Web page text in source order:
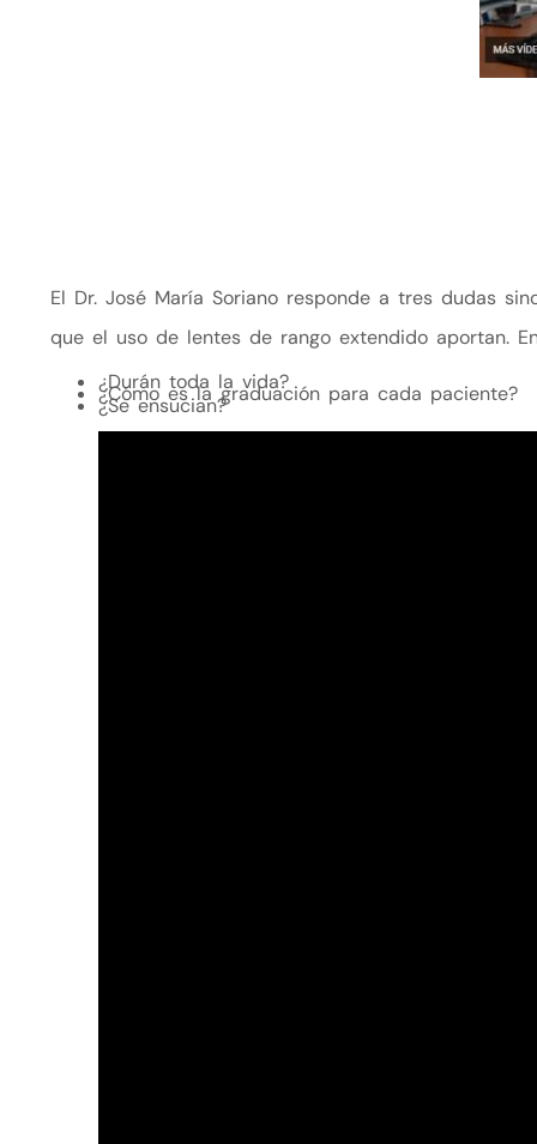
El Dr. José María Soriano responde a tres dudas
que el uso de lentes de rango extendido aportan.
¿Durán toda la vida?
¿Cómo es la graduación para cada paciente?
¿Se ensucian?